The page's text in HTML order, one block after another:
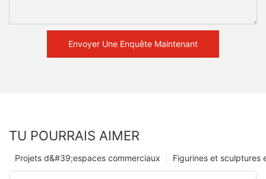
Envoyer Une Enquête Maintenant
TU POURRAIS AIMER
Figurines et sculptures
Projets d&#39;espaces commerciaux